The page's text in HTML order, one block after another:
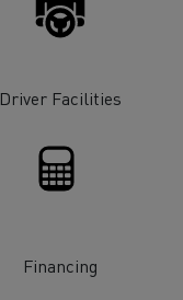
Driver Facilities
Financing